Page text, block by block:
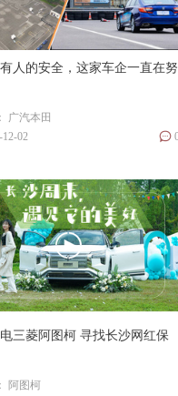
人的安全，这家车企一直在努
广汽本田
12-02
三菱阿图柯 寻找长沙网红保
阿图柯